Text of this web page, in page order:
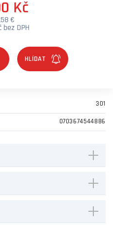
Kč
€
bez DPH
301
0703674544886